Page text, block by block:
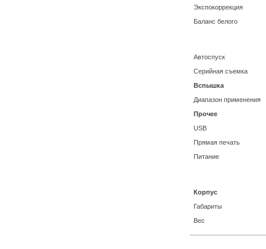
Экспокоррекция
Баланс белого
Автоспуск
Серийная съемка
Вспышка
Диапазон применения
Прочее
USB
Прямая печать
Питание
Корпус
Габариты
Вес